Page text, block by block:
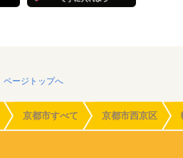
ページトップへ
京都市すべて 京都市西京区